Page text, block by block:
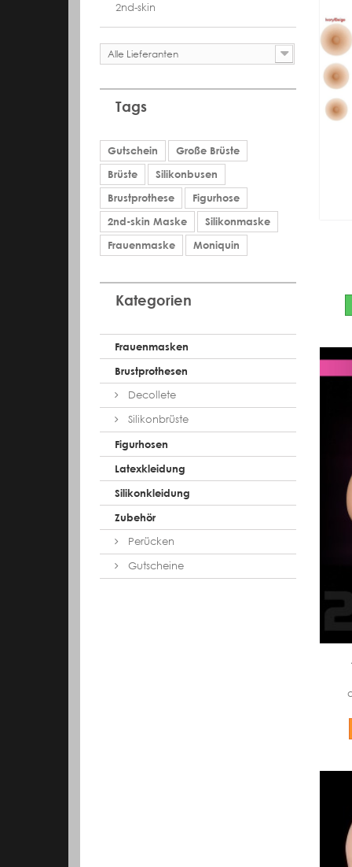
2nd-skin
Alle Lieferanten
Tags
Gutschein
Große Brüste
Brüste
Silikonbusen
Brustprothese
Figurhose
2nd-skin Maske
Silikonmaske
Frauenmaske
Moniquin
Kategorien
Frauenmasken
Brustprothesen
Decollete
Silikonbrüste
Figurhosen
Latexkleidung
Silikonkleidung
Zubehör
Perücken
Gutscheine